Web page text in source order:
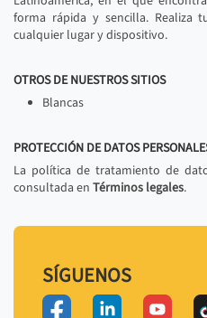
forma rápida y sencilla. Realiza
cualquier lugar y dispositivo.
OTROS DE NUESTROS SITIOS
Blancas
PROTECCIÓN DE DATOS
La política de tratamiento de
consultada en Términos legales.
SÍGUENOS